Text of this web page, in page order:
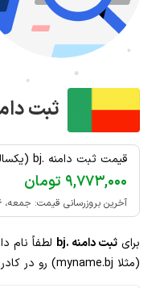
ثبت
قیمت ثبت دامنه .bj (یکساله):
۹,۷۷۳,۰۰۰ تومان
آخرین بروزرسانی قیمت: جمعه، ۱۶ مرداد ۱۴۰۵
برای ثبت دامنه .bj لطفاً نام
(مثلا myname.bj) رو در کادر زیر جستجو کنید